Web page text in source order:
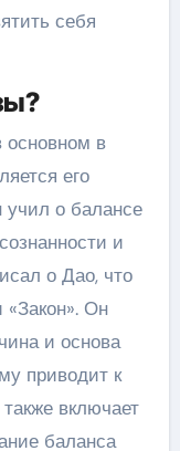
себя
основном в
его
о балансе
и
о Дао, что
«Закон». Он
и основа
приводит к
включает
баланса